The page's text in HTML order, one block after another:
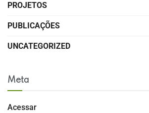
PROJETOS
PUBLICAÇÕES
UNCATEGORIZED
Meta
Acessar